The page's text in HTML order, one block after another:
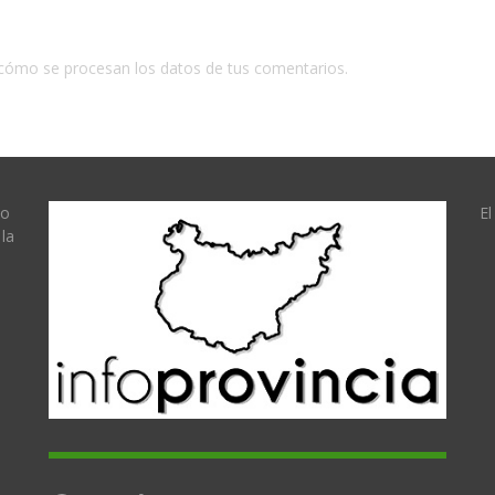
se procesan los datos de tus comentarios.